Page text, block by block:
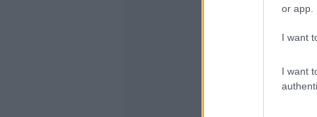
or app.
I want
I want